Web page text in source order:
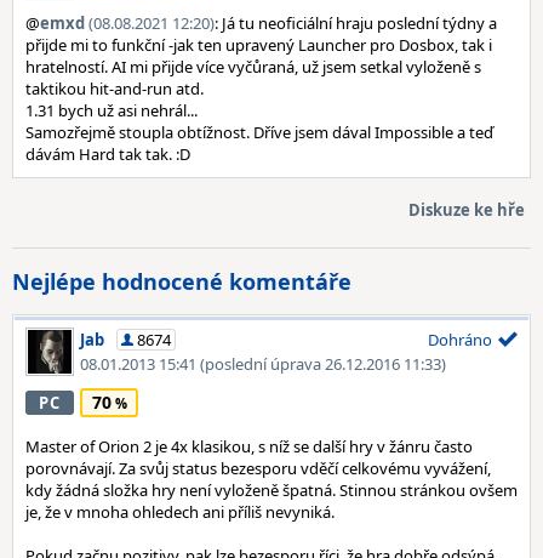
@emxd(08.08.2021 12:20): Já tu neoficiální hraju poslední týdny a
přijde mi to funkční -jak ten upravený Launcher pro Dosbox, tak i
hratelností. AI mi přijde více vyčůraná, už jsem setkal vyloženě s
taktikou hit-and-run atd.
1.31 bych už asi nehrál...
Samozřejmě stoupla obtížnost. Dříve jsem dával Impossible a teď
dávám Hard tak tak. :D
Diskuze ke hře
Nejlépe hodnocené komentáře
Jab
8674
08.01.2013 15:41 (poslední úprava 26.12.2016 11:33)
Dohráno
PC 70
Master of Orion 2 je 4x klasikou, s níž se další hry v žánru často
porovnávají. Za svůj status bezesporu vděčí celkovému vyvážení,
kdy žádná složka hry není vyloženě špatná. Stinnou stránkou ovšem
je, že v mnoha ohledech ani příliš nevyniká.